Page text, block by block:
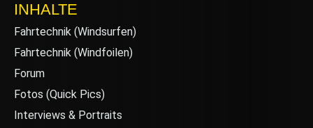
INHALTE
Fahrtechnik (Windsurfen)
Fahrtechnik (Windfoilen)
Forum
Fotos (Quick Pics)
Interviews & Portraits